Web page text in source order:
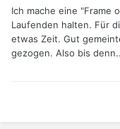
Ich mache eine "Frame
Laufenden halten. Für
etwas Zeit. Gut
gezogen. Also bis